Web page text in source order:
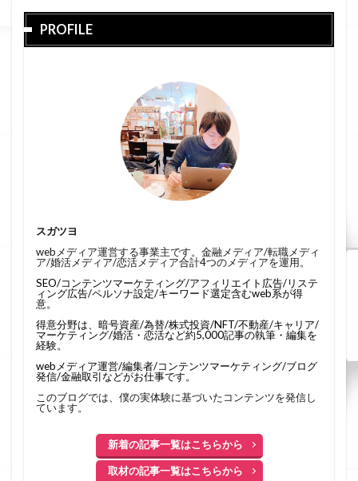
PROFILE
スガツヨ
webメディア運営する事業主です。金融メディア/転職メディ
ア/婚活メディア/恋活メディア合計4つのメディアを運用。
SEO/コンテンツマーケティング/アフィリエイト広告/リステ
ィング広告/ペルソナ設定/キーワード選定含むweb系が得
意。
得意分野は、暗号資産/為替/株式投資/NFT/不動産/キャリア/
マーケティング/婚活・恋活など約5,000記事の執筆・編集を
経験。
webメディア運営/編集者/コンテンツマーケティング/ブログ
発信/金融取引などがお仕事です。
このブログでは、僕の実体験に基づいたコンテンツを発信し
ています。
新着の記事一覧はこちらから
取材の記事一覧はこちらから